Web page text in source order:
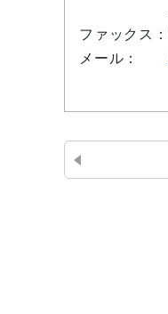
ファックス：
メール：